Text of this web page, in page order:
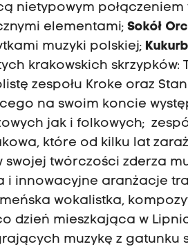
nietypowym
elementami;Sokół
muzyki polskiej;
krakowskich skrzypków:
zespołu Kroke oraz
na swoim koncie
jak i folkowych;
które od kilku lat
swojej twórczości zderza
i innowacyjne aranżacje
wokalistka,
dzień mieszkająca w
muzykę z gatunku